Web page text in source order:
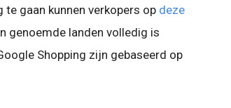
gaan kunnen verkopers op deze
genoemde landen volledig is
Shopping zijn gebaseerd op